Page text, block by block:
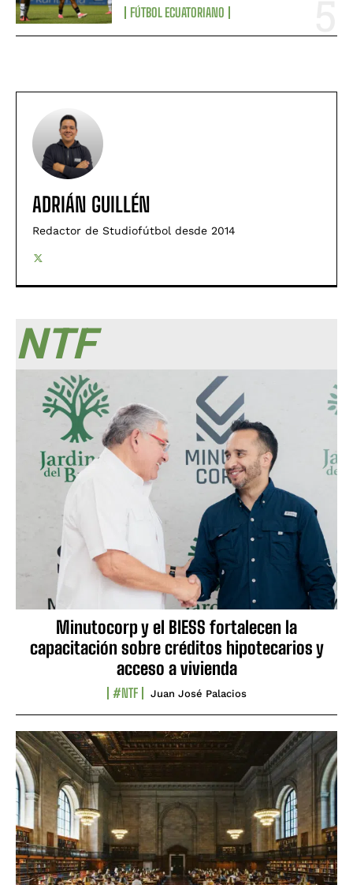
FÚTBOL ECUATORIANO
ADRIÁN GUILLÉN
Redactor de Studiofútbol desde 2014
NTF
Minutocorp y el BIESS fortalecen la
capacitación sobre créditos hipotecarios y
acceso a vivienda
#NTF Juan José Palacios